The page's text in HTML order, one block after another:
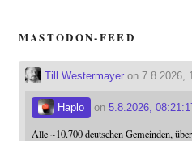
MASTODON-FEED
Till Westermayeron 7.8.2026,
Haplo on 5.8.2026,
Alle ~10.700 deutschen Gemeinden,